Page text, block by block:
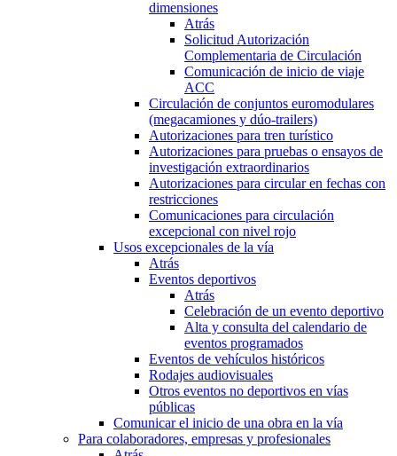
dimensiones
Atrás
Solicitud Autorización
Complementaria de Circulación
Comunicación de inicio de viaje
ACC
Circulación de conjuntos euromodulares
(megacamiones y dúo-trailers)
Autorizaciones para tren turístico
Autorizaciones para pruebas o ensayos de
investigación extraordinarios
Autorizaciones para circular en fechas con
restricciones
Comunicaciones para circulación
excepcional con nivel rojo
Usos excepcionales de la vía
Atrás
Eventos deportivos
Atrás
Celebración de un evento deportivo
Alta y consulta del calendario de
eventos programados
Eventos de vehículos históricos
Rodajes audiovisuales
Otros eventos no deportivos en vías
públicas
Comunicar el inicio de una obra en la vía
Para colaboradores, empresas y profesionales